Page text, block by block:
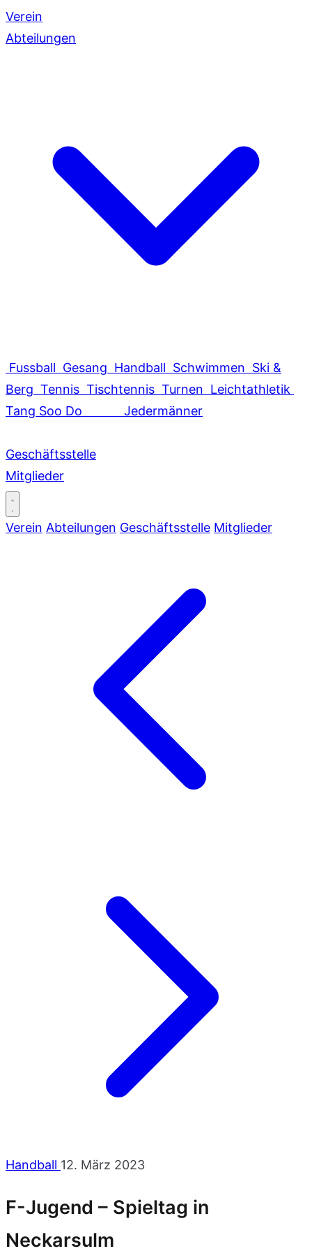
Verein
Abteilungen
Fussball Gesang Handball Schwimmen Ski &
Berg Tennis Tischtennis Turnen Leichtathletik
Tang Soo Do
Jedermänner
Geschäftsstelle
Mitglieder
Verein Abteilungen Geschäftsstelle Mitglieder
Handball 12. März 2023
F-Jugend – Spieltag in
Neckarsulm